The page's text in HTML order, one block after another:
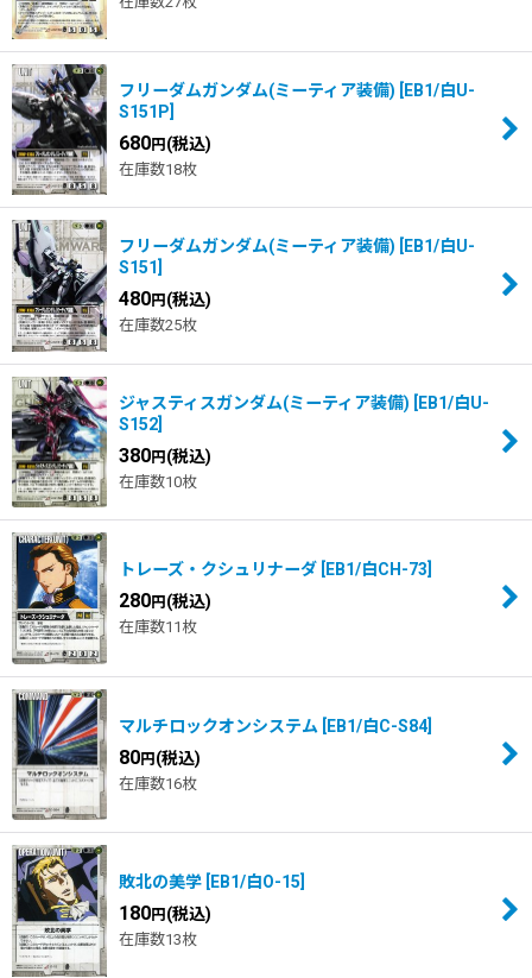
フリーダムガンダム(ミーティア装備)
EB1/白U-
S151P
680円 (税込)
在庫数18枚
フリーダムガンダム(ミーティア装備)
EB1/白U-
S151
480円 (税込)
在庫数25枚
ジャスティスガンダム(ミーティア装備)
EB1/白U-
S152
380円 (税込)
在庫数10枚
トレーズ・クシュリナーダ EB1/白CH-73
280円 (税込)
在庫数11枚
マルチロックオンシステム EB1/白C-S84]
80円 (税込)
在庫数16枚
敗北の美学 EB1/白O-15
180円 (税込)
在庫数13枚